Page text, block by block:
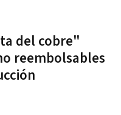
del cobre"
reembolsables